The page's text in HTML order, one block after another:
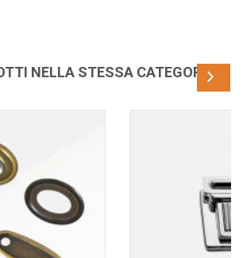
NELLA STESSA CATEGORIA